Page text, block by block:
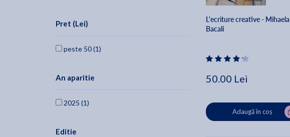
Pret (Lei)
peste 50 (1)
An aparitie
2025 (1)
Editie
L'ecriture creative - Mihaela
Bacali
50.00 Lei
Adaugă în coș